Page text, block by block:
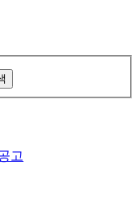
고